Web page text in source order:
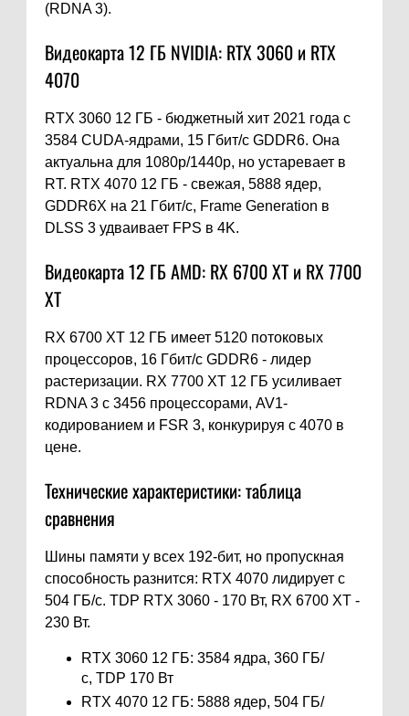
(RDNA 3).
Видеокарта 12 ГБ NVIDIA: RTX 3060 и RTX
4070
RTX 3060 12 ГБ - бюджетный хит 2021 года с
3584 CUDA-ядрами, 15 Гбит/с GDDR6. Она
актуальна для 1080p/1440p, но устаревает в
RT. RTX 4070 12 ГБ - свежая, 5888 ядер,
GDDR6X на 21 Гбит/с, Frame Generation в
DLSS 3 удваивает FPS в 4K.
Видеокарта 12 ГБ AMD: RX 6700 XT и RX 7700
XT
RX 6700 XT 12 ГБ имеет 5120 потоковых
процессоров, 16 Гбит/с GDDR6 - лидер
растеризации. RX 7700 XT 12 ГБ усиливает
RDNA 3 с 3456 процессорами, AV1-
кодированием и FSR 3, конкурируя с 4070 в
цене.
Технические характеристики: таблица
сравнения
Шины памяти у всех 192-бит, но пропускная
способность разнится: RTX 4070 лидирует с
504 ГБ/с. TDP RTX 3060 - 170 Вт, RX 6700 XT -
230 Вт.
RTX 3060 12 ГБ: 3584 ядра, 360 ГБ/
с, TDP 170 Вт
RTX 4070 12 ГБ: 5888 ядер, 504 ГБ/